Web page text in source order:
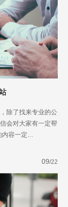
除了找来专业的公
会对大家有一定帮
容一定...
09/22